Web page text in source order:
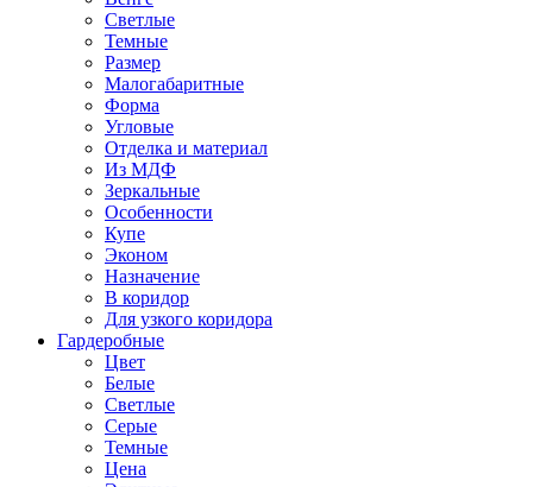
Светлые
Темные
Размер
Малогабаритные
Форма
Угловые
Отделка и материал
Из МДФ
Зеркальные
Особенности
Купе
Эконом
Назначение
В коридор
Для узкого коридора
Гардеробные
Цвет
Белые
Светлые
Серые
Темные
Цена